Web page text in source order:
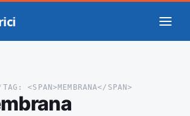
TAG: <SPAN>MEMBRANA</SPAN>